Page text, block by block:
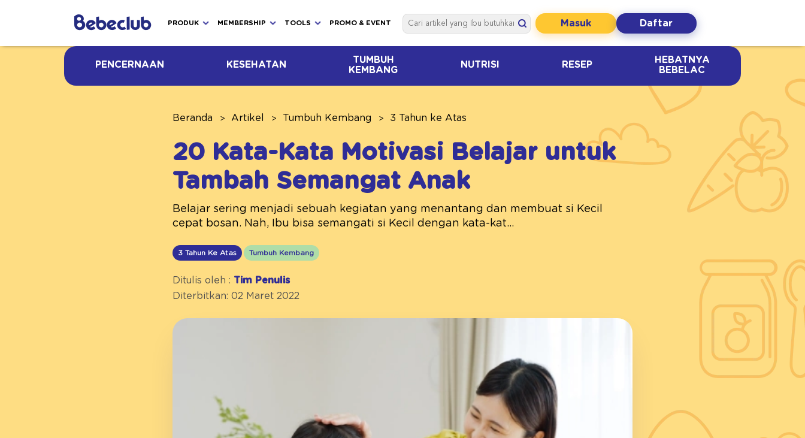
PRODUK MEMBERSHIP TOOLS PROMO & EVENT Masuk Daftar
PENCERNAAN KESEHATAN
TUMBUH
KEMBANG
NUTRISI RESEP
HEBATNYA
BEBELAC
Beranda Artikel Tumbuh Kembang 3 Tahun ke Atas
20 Kata-Kata Motivasi Belajar untuk
Tambah Semangat Anak
Belajar sering menjadi sebuah kegiatan yang menantang dan membuat si Kecil
cepat bosan. Nah, Ibu bisa semangati si Kecil dengan kata-kat...
3 Tahun Ke Atas Tumbuh Kembang
Ditulis oleh : Tim Penulis
Diterbitkan: 02 Maret 2022